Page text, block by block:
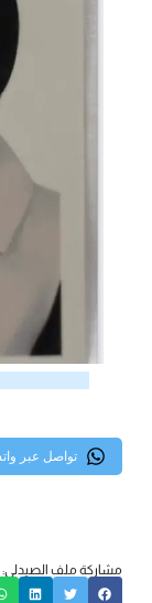
تواصل عبر
مشاركة ملف الصيدلي: